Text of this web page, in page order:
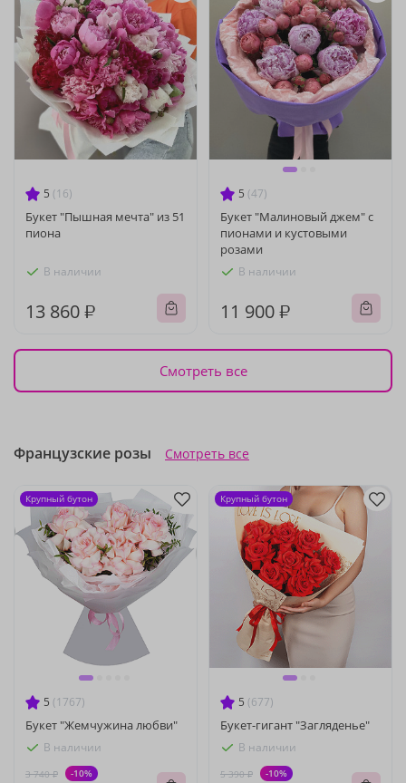
5 (16)
Букет "Пышная мечта" из 51
пиона
В наличии
13 860 ₽
5 (47)
Букет "Малиновый джем" с
пионами и кустовыми
розами
В наличии
11 900 ₽
Смотреть все
Французские розы Смотреть все
5 (1767)
Букет "Жемчужина любви"
В наличии
3 740 ₽ -10%
Крупный бутон
5 (677)
Букет-гигант "Загляденье"
В наличии
5 390 ₽ -10%
Крупный бутон